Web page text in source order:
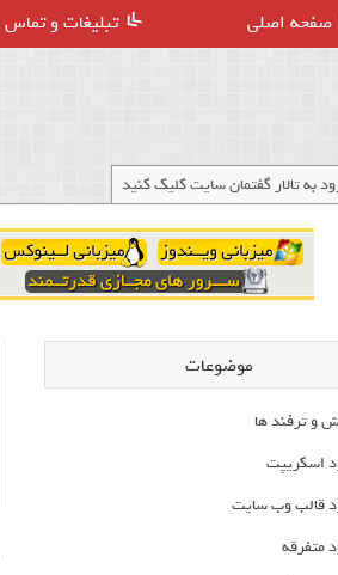
صفحه اصلی تبلیغات و تماس
به تالار گفتمان سایت کلیک کنید
موضوعات
و ترفند ها
اسکریپت
قالب وب سایت
متفرقه